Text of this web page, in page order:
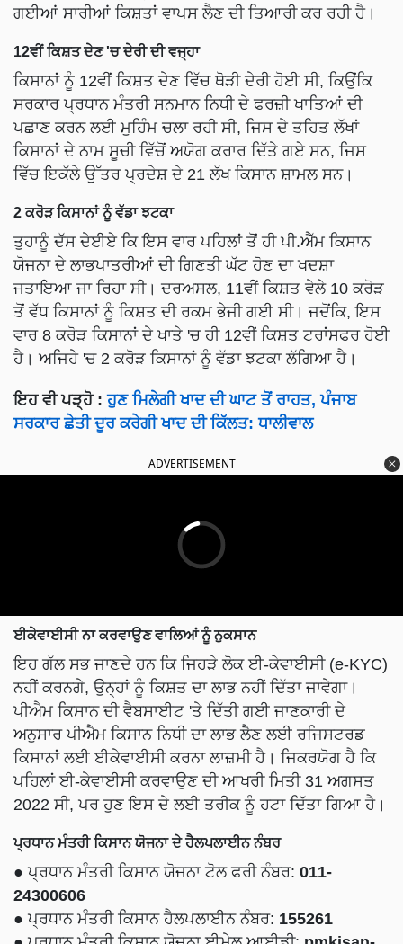
ਗਈਆਂ ਸਾਰੀਆਂ ਕਿਸ਼ਤਾਂ ਵਾਪਸ ਲੈਣ ਦੀ ਤਿਆਰੀ ਕਰ ਰਹੀ ਹੈ।
12ਵੀਂ ਕਿਸ਼ਤ ਦੇਣ 'ਚ ਦੇਰੀ ਦੀ ਵਜ੍ਹਾ
ਕਿਸਾਨਾਂ ਨੂੰ 12ਵੀਂ ਕਿਸ਼ਤ ਦੇਣ ਵਿੱਚ ਥੋੜੀ ਦੇਰੀ ਹੋਈ ਸੀ, ਕਿਉਂਕਿ
ਸਰਕਾਰ ਪ੍ਰਧਾਨ ਮੰਤਰੀ ਸਨਮਾਨ ਨਿਧੀ ਦੇ ਫਰਜ਼ੀ ਖਾਤਿਆਂ ਦੀ
ਪਛਾਣ ਕਰਨ ਲਈ ਮੁਹਿੰਮ ਚਲਾ ਰਹੀ ਸੀ, ਜਿਸ ਦੇ ਤਹਿਤ ਲੱਖਾਂ
ਕਿਸਾਨਾਂ ਦੇ ਨਾਮ ਸੂਚੀ ਵਿੱਚੋਂ ਅਯੋਗ ਕਰਾਰ ਦਿੱਤੇ ਗਏ ਸਨ, ਜਿਸ
ਵਿੱਚ ਇਕੱਲੇ ਉੱਤਰ ਪ੍ਰਦੇਸ਼ ਦੇ 21 ਲੱਖ ਕਿਸਾਨ ਸ਼ਾਮਲ ਸਨ।
2 ਕਰੋੜ ਕਿਸਾਨਾਂ ਨੂੰ ਵੱਡਾ ਝਟਕਾ
ਤੁਹਾਨੂੰ ਦੱਸ ਦੇਈਏ ਕਿ ਇਸ ਵਾਰ ਪਹਿਲਾਂ ਤੋਂ ਹੀ ਪੀ.ਐੱਮ ਕਿਸਾਨ
ਯੋਜਨਾ ਦੇ ਲਾਭਪਾਤਰੀਆਂ ਦੀ ਗਿਣਤੀ ਘੱਟ ਹੋਣ ਦਾ ਖਦਸ਼ਾ
ਜਤਾਇਆ ਜਾ ਰਿਹਾ ਸੀ। ਦਰਅਸਲ, 11ਵੀਂ ਕਿਸ਼ਤ ਵੇਲੇ 10 ਕਰੋੜ
ਤੋਂ ਵੱਧ ਕਿਸਾਨਾਂ ਨੂੰ ਕਿਸ਼ਤ ਦੀ ਰਕਮ ਭੇਜੀ ਗਈ ਸੀ। ਜਦੋਂਕਿ, ਇਸ
ਵਾਰ 8 ਕਰੋੜ ਕਿਸਾਨਾਂ ਦੇ ਖਾਤੇ 'ਚ ਹੀ 12ਵੀਂ ਕਿਸ਼ਤ ਟਰਾਂਸਫਰ ਹੋਈ
ਹੈ। ਅਜਿਹੇ 'ਚ 2 ਕਰੋੜ ਕਿਸਾਨਾਂ ਨੂੰ ਵੱਡਾ ਝਟਕਾ ਲੱਗਿਆ ਹੈ।
ਇਹ ਵੀ ਪੜ੍ਹੋ :ਹੁਣ ਮਿਲੇਗੀ ਖਾਦ ਦੀ ਘਾਟ ਤੋਂ ਰਾਹਤ, ਪੰਜਾਬ
ਸਰਕਾਰ ਛੇਤੀ ਦੂਰ ਕਰੇਗੀ ਖਾਦ ਦੀ ਕਿੱਲਤ: ਧਾਲੀਵਾਲ
ADVERTISEMENT
ਈਕੇਵਾਈਸੀ ਨਾ ਕਰਵਾਉਣ ਵਾਲਿਆਂ ਨੂੰ ਨੁਕਸਾਨ
ਇਹ ਗੱਲ ਸਭ ਜਾਣਦੇ ਹਨ ਕਿ ਜਿਹੜੇ ਲੋਕ ਈ-ਕੇਵਾਈਸੀ (e-KYC)
ਨਹੀਂ ਕਰਨਗੇ, ਉਨ੍ਹਾਂ ਨੂੰ ਕਿਸ਼ਤ ਦਾ ਲਾਭ ਨਹੀਂ ਦਿੱਤਾ ਜਾਵੇਗਾ।
ਪੀਐਮ ਕਿਸਾਨ ਦੀ ਵੈਬਸਾਈਟ 'ਤੇ ਦਿੱਤੀ ਗਈ ਜਾਣਕਾਰੀ ਦੇ
ਅਨੁਸਾਰ ਪੀਐਮ ਕਿਸਾਨ ਨਿਧੀ ਦਾ ਲਾਭ ਲੈਣ ਲਈ ਰਜਿਸਟਰਡ
ਕਿਸਾਨਾਂ ਲਈ ਈਕੇਵਾਈਸੀ ਕਰਨਾ ਲਾਜ਼ਮੀ ਹੈ। ਜਿਕਰਯੋਗ ਹੈ ਕਿ
ਪਹਿਲਾਂ ਈ-ਕੇਵਾਈਸੀ ਕਰਵਾਉਣ ਦੀ ਆਖਰੀ ਮਿਤੀ 31 ਅਗਸਤ
2022 ਸੀ, ਪਰ ਹੁਣ ਇਸ ਦੇ ਲਈ ਤਰੀਕ ਨੂੰ ਹਟਾ ਦਿੱਤਾ ਗਿਆ ਹੈ।
ਪ੍ਰਧਾਨ ਮੰਤਰੀ ਕਿਸਾਨ ਯੋਜਨਾ ਦੇ ਹੈਲਪਲਾਈਨ ਨੰਬਰ
● ਪ੍ਰਧਾਨ ਮੰਤਰੀ ਕਿਸਾਨ ਯੋਜਨਾ ਟੋਲ ਫਰੀ ਨੰਬਰ: 011-
24300606
● ਪ੍ਰਧਾਨ ਮੰਤਰੀ ਕਿਸਾਨ ਹੈਲਪਲਾਈਨ ਨੰਬਰ: 155261